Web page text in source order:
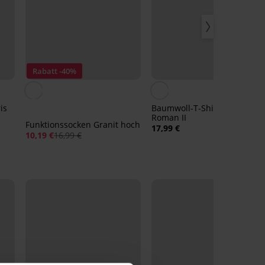
Rabatt -40%
Funktionssocken Granit hoch
10,19 €16,99 €
Baumwoll-T-Shirt MEN-A
Roman II
17,99 €